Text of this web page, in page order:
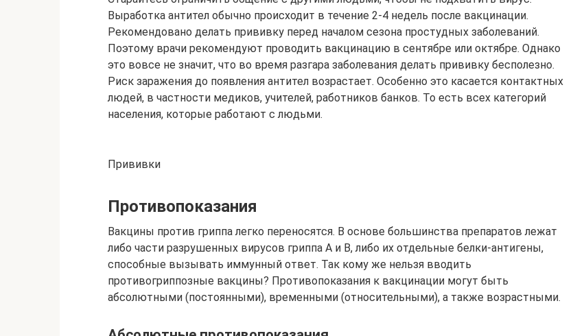
Выработка антител обычно происходит в течение 2-4 недель после вакцинации.
Рекомендовано делать прививку перед началом сезона простудных заболеваний.
Поэтому врачи рекомендуют проводить вакцинацию в сентябре или октябре. Однако
это вовсе не значит, что во время разгара заболевания делать прививку бесполезно.
Риск заражения до появления антител возрастает. Особенно это касается контактных
людей, в частности медиков, учителей, работников банков. То есть всех категорий
населения, которые работают с людьми.
Прививки
Противопоказания
Вакцины против гриппа легко переносятся. В основе большинства препаратов лежат
либо части разрушенных вирусов гриппа А и В, либо их отдельные белки-антигены,
способные вызывать иммунный ответ. Так кому же нельзя вводить
противогриппозные вакцины? Противопоказания к вакцинации могут быть
абсолютными (постоянными), временными (относительными), а также возрастными.